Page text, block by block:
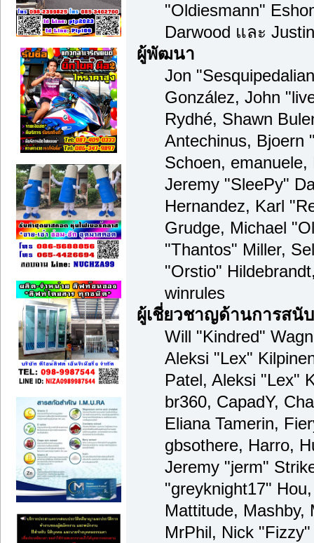
"Oldiesmann"
Darwood และ
ผู้พัฒนา
Jon
González, John
Rydhé, Shawn
Antechinus, Bjoern
Schoen,
Jeremy "SleePy"
Hernandez, Karl
Grudge, Michael
"Thantos" Miller,
"Orstio"
winrules
ผู้เชี่ยวชาญด้านการสนั
Will "Kindred"
Aleksi "Lex"
Patel, Aleksi "Lex"
br360, CapadY,
Eliana Tamerin,
gbsothere, Harro,
Jeremy "jerm"
"greyknight17"
Mattitude, Mashby,
MrPhil, Nick